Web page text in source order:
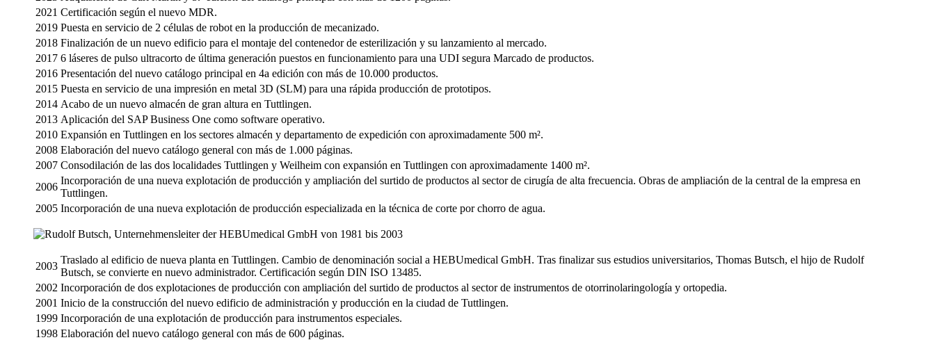
2021 Certificación según el nuevo MDR.
2019 Puesta en servicio de 2 células de robot en la producción de mecanizado.
2018 Finalización de un nuevo edificio para el montaje del contenedor de esterilización y su lanzamiento al mercado.
2017 6 láseres de pulso ultracorto de última generación puestos en funcionamiento para una UDI segura Marcado de productos.
2016 Presentación del nuevo catálogo principal en 4a edición con más de 10.000 productos.
2015 Puesta en servicio de una impresión en metal 3D (SLM) para una rápida producción de prototipos.
2014 Acabo de un nuevo almacén de gran altura en Tuttlingen.
2013 Aplicación del SAP Business One como software operativo.
2010 Expansión en Tuttlingen en los sectores almacén y departamento de expedición con aproximadamente 500 m².
2008 Elaboración del nuevo catálogo general con más de 1.000 páginas.
2007 Consodilación de las dos localidades Tuttlingen y Weilheim con expansión en Tuttlingen con aproximadamente 1400 m².
2006
Incorporación de una nueva explotación de producción y ampliación del surtido de productos al sector de cirugía de alta frecuencia. Obras de ampliación de la central de la empresa en
Tuttlingen.
2005 Incorporación de una nueva explotación de producción especializada en la técnica de corte por chorro de agua.
2003
Traslado al edificio de nueva planta en Tuttlingen. Cambio de denominación social a HEBUmedical GmbH. Tras finalizar sus estudios universitarios, Thomas Butsch, el hijo de Rudolf
Butsch, se convierte en nuevo administrador. Certificación según DIN ISO 13485.
2002 Incorporación de dos explotaciones de producción con ampliación del surtido de productos al sector de instrumentos de otorrinolaringología y ortopedia.
2001 Inicio de la construcción del nuevo edificio de administración y producción en la ciudad de Tuttlingen.
1999 Incorporación de una explotación de producción para instrumentos especiales.
1998 Elaboración del nuevo catálogo general con más de 600 páginas.